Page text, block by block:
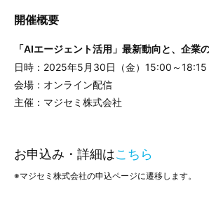
開催概要
「AIエージェント活用」最新動向と、企業
日時：2025年5月30日（金）15:00～18:15
会場：オンライン配信
主催：マジセミ株式会社
お申込み・詳細はこちら
※マジセミ 株式会社の申込ページに遷移します。